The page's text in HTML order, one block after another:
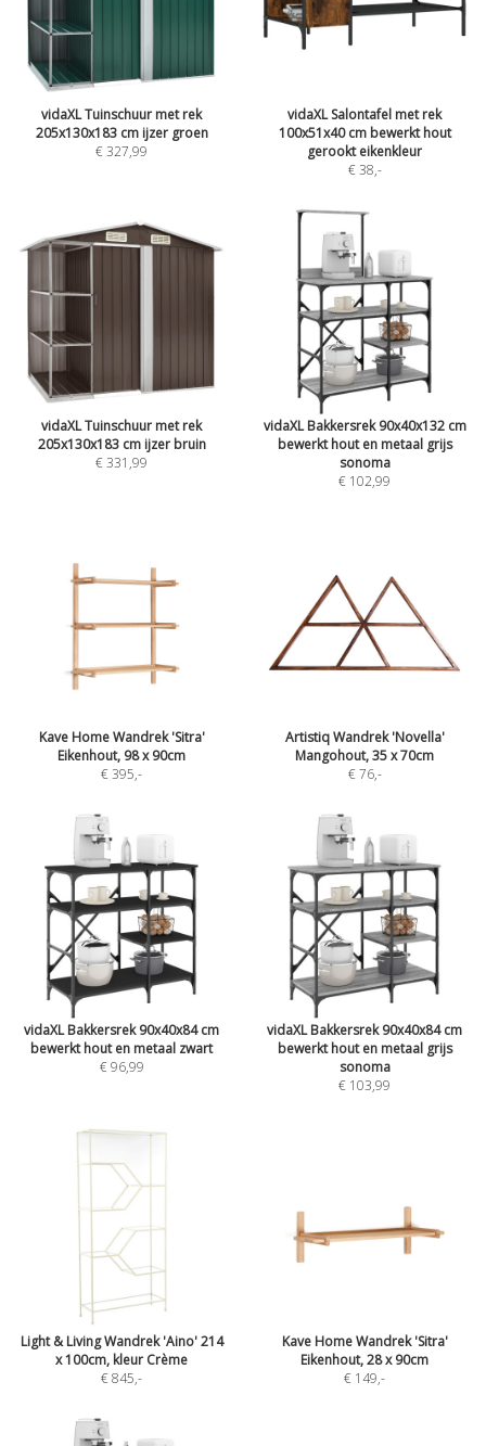
vidaXL Tuinschuur met rek
205x130x183 cm ijzer groen
€ 327,99
vidaXL Salontafel met rek
100x51x40 cm bewerkt hout
gerookt eikenkleur
€ 38,-
vidaXL Tuinschuur met rek
205x130x183 cm ijzer bruin
€ 331,99
vidaXL Bakkersrek 90x40x132 cm
bewerkt hout en metaal grijs
sonoma
€ 102,99
Kave Home Wandrek 'Sitra'
Eikenhout, 98 x 90cm
€ 395,-
Artistiq Wandrek 'Novella'
Mangohout, 35 x 70cm
€ 76,-
vidaXL Bakkersrek 90x40x84 cm
bewerkt hout en metaal zwart
€ 96,99
vidaXL Bakkersrek 90x40x84 cm
bewerkt hout en metaal grijs
sonoma
€ 103,99
Light & Living Wandrek 'Aino' 214
x 100cm, kleur Crème
€ 845,-
Kave Home Wandrek 'Sitra'
Eikenhout, 28 x 90cm
€ 149,-